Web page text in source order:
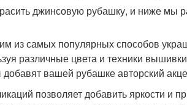
джинсовую рубашку, и ниже мы
из самых популярных способов
различные цвета и техники
вашей рубашке авторский
позволяет добавить яркости и